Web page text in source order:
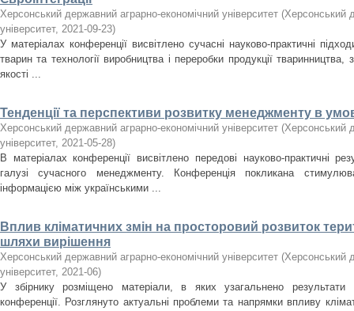
Херсонський державний аграрно-економічний університет (Херсонський
університет, 2021-09-23)
У матеріалах конференції висвітлено сучасні науково-практичні
тварин та технології виробництва і переробки продукції
якості ...
Тенденції та перспективи розвитку менеджменту в
Херсонський державний аграрно-економічний університет (Херсонський
університет, 2021-05-28)
В матеріалах конференції висвітлено передові науково-практичні
галузі сучасного менеджменту. Конференція покликана
інформацією між українськими ...
Вплив кліматичних змін на просторовий розвиток
шляхи вирішення
Херсонський державний аграрно-економічний університет (Херсонський
університет, 2021-06)
У збірнику розміщено матеріали, в яких узагальнено результати
конференції. Розглянуто актуальні проблеми та напрямки впливу